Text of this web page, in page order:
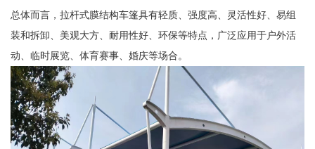
总体而言，拉杆式膜结构车篷具有轻质、强度高、灵活性好、易组
装和拆卸、美观大方、耐用性好、环保等特点，广泛应用于户外活
动、临时展览、体育赛事、婚庆等场合。